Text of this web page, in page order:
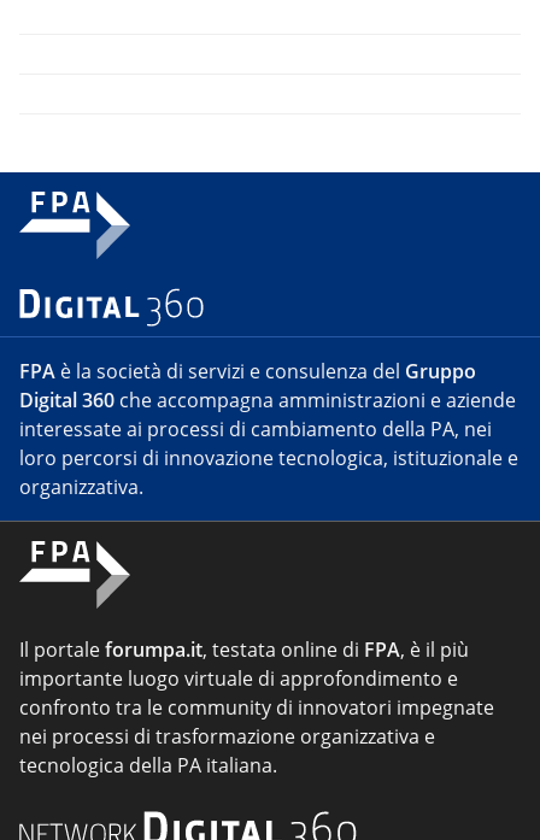
FPA è la società di servizi e consulenza del Gruppo
Digital 360 che accompagna amministrazioni e aziende
interessate ai processi di cambiamento della PA, nei
loro percorsi di innovazione tecnologica, istituzionale e
organizzativa.
Il portaleforumpa.it, testata online di FPA, è il più
importante luogo virtuale di approfondimento e
confronto tra le community di innovatori impegnate
nei processi di trasformazione organizzativa e
tecnologica della PA italiana.